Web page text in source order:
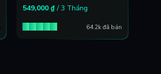
549,000 ₫ / 3 Tháng
64.2k đã bán